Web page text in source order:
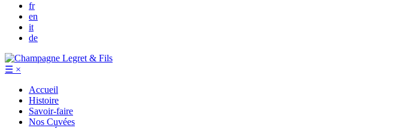
fr
en
it
de
☰ ×
Accueil
Histoire
Savoir-faire
Nos Cuvées